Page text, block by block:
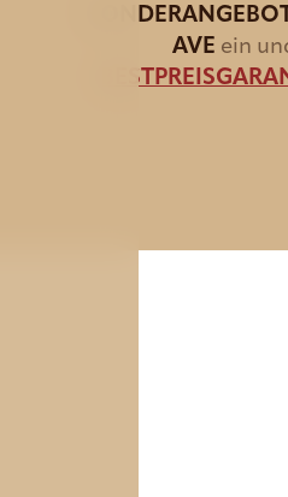
AVE ein